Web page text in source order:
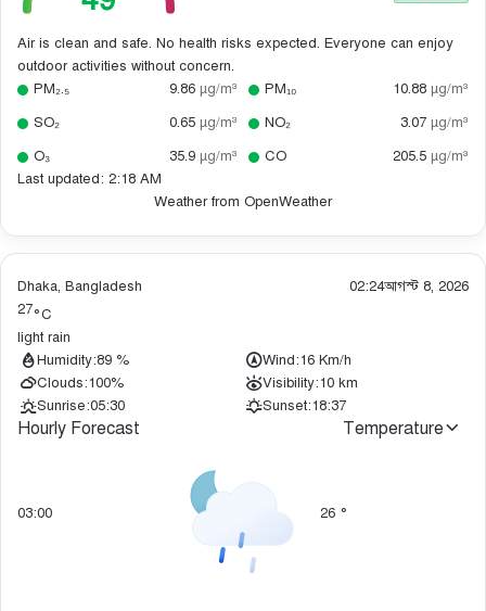
Air is clean and safe. No health risks expected. Everyone can enjoy
outdoor activities without concern.
PM₂.₅
9.86 µg/m³ PM₁₀ 10.88 µg/m³
SO₂
0.65 µg/m³ NO₂ 3.07 µg/m³
O₃
35.9 µg/m³ CO 205.5 µg/m³
Last updated: 2:18 AM
Weather from OpenWeather
Dhaka, Bangladesh 02:24আগস্ট 8, 2026
27°C
light rain
Humidity:89 % Wind:16 Km/h
Clouds:100% Visibility:10 km
Sunrise:05:30 Sunset:18:37
Hourly Forecast Temperature
03:00 26 °